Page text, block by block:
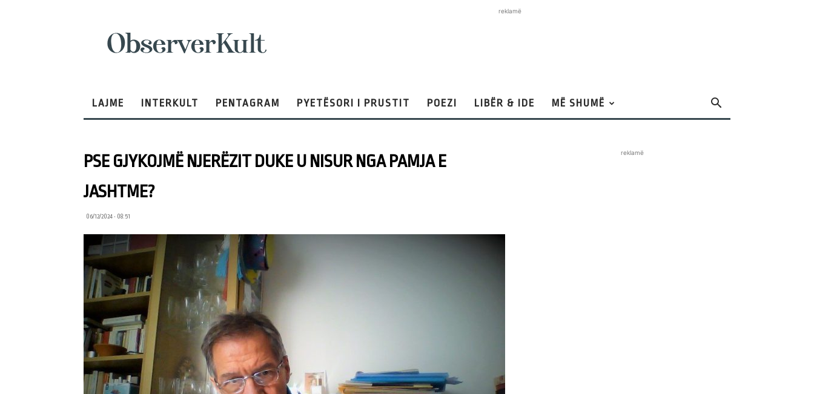
reklamë
LAJME INTERKULT PENTAGRAM PYETËSORI I PRUSTIT POEZI LIBËR & IDE MË SHUMË
PSE GJYKOJMË NJERËZIT DUKE U NISUR NGA PAMJA E
JASHTME?
06/12/2024 • 08:51
reklamë